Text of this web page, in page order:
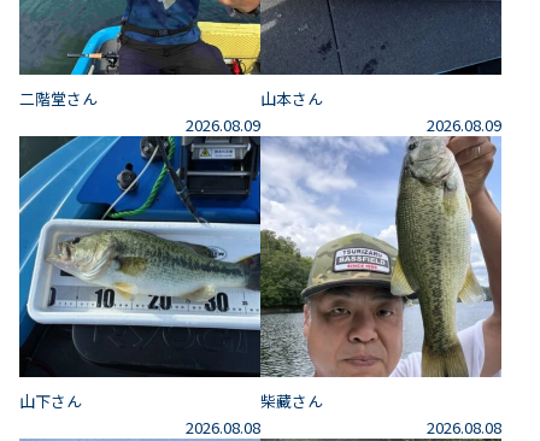
二階堂さん
2026.08.09
山本さん
2026.08.09
山下さん
2026.08.08
柴藏さん
2026.08.08